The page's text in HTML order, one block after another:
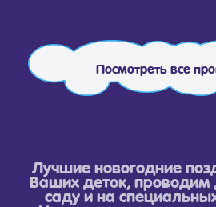
Посмотреть все
Лучшие новогодние
Ваших деток,
саду и на